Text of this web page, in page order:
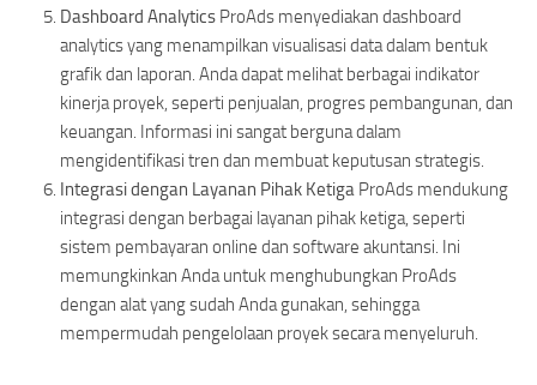
Dashboard Analytics ProAds menyediakan dashboard
analytics yang menampilkan visualisasi data dalam bentuk
grafik dan laporan. Anda dapat melihat berbagai indikator
kinerja proyek, seperti penjualan, progres pembangunan, dan
keuangan. Informasi ini sangat berguna dalam
mengidentifikasi tren dan membuat keputusan strategis.
Integrasi dengan Layanan Pihak Ketiga ProAds mendukung
integrasi dengan berbagai layanan pihak ketiga, seperti
sistem pembayaran online dan software akuntansi. Ini
memungkinkan Anda untuk menghubungkan ProAds
dengan alat yang sudah Anda gunakan, sehingga
mempermudah pengelolaan proyek secara menyeluruh.